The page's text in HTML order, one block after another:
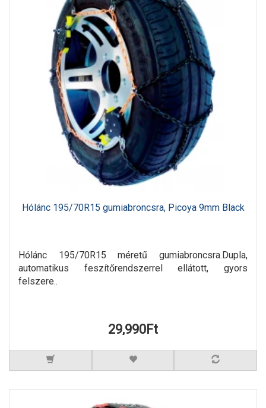
Hólánc 195/70R15 gumiabroncsra, Picoya 9mm Black
Hólánc 195/70R15 méretű gumiabroncsra.Dupla,
automatikus feszítőrendszerrel ellátott, gyors
felszere..
29,990Ft